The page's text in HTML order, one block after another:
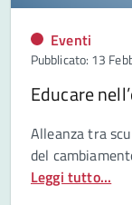
Eventi
Pubblicato: 13
Educare
Alleanza tra
del
Leggi tutto...